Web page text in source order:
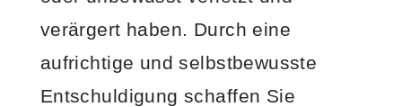
verärgert haben. Durch eine
aufrichtige und selbstbewusste
Entschuldigung schaffen Sie